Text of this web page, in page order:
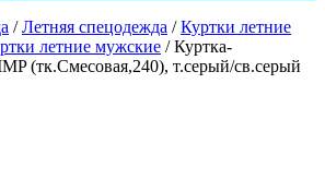
/Летняя спецодежда /Куртки летние
летние мужские / Куртка-
(тк.Смесовая,240), т.серый/св.серый